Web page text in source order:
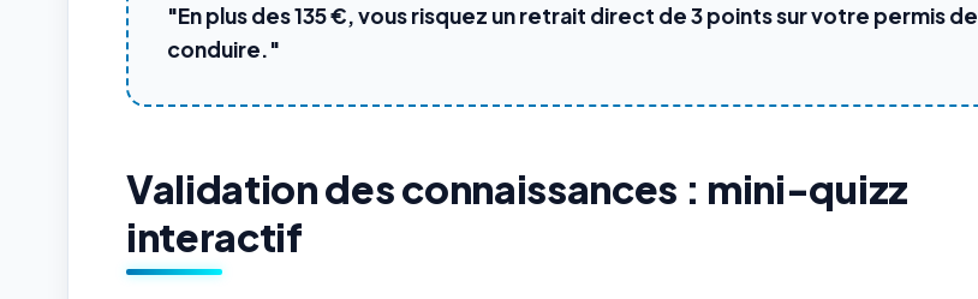
"En plus des 135 €, vous risquez un retrait direct de 3 points sur votre permis de
conduire."
Validation des connaissances : mini-quizz
interactif